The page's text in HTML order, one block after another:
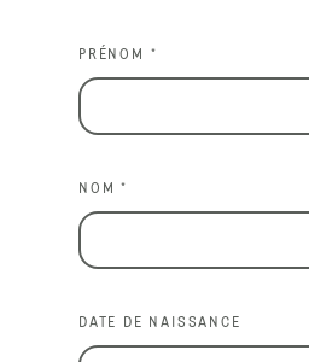
PRÉNOM *
NOM *
DATE DE NAISSANCE